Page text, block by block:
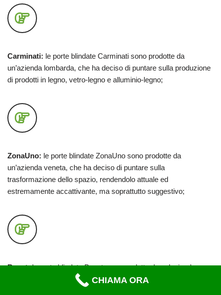
Carminati: le porte blindate Carminati sono prodotte da
un’azienda lombarda, che ha deciso di puntare sulla produzione
di prodotti in legno, vetro-legno e alluminio-legno;
ZonaUno: le porte blindate ZonaUno sono prodotte da
un’azienda veneta, che ha deciso di puntare sulla
trasformazione dello spazio, rendendolo attuale ed
estremamente accattivante, ma soprattutto suggestivo;
Bauxt:le porte blindate Bauxt sono prodotte da un’azienda
udinese, che ha deciso di puntare sui prodotti sempre più
CHIAMA ORA